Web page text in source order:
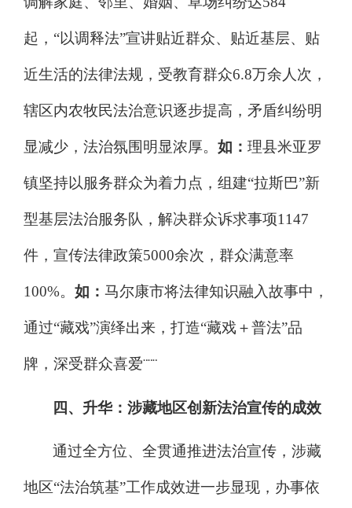
起， “以调释法”宣讲贴近群众、贴近基层、贴
近生活的法律法规，受教育群众6.8万余人次，
辖区内农牧民法治意识逐步提高，矛盾纠纷明
显减少，法治氛围明显浓厚。 如： 理县米亚罗
镇坚持以服务群众为着力点，组建“拉斯巴”新
型基层法治服务队，解决群众诉求事项1147
件，宣传法律政策5000余次，群众满意率
100%。 如： 马尔康市将法律知识融入故事中，
通过“藏戏”演绎出来，打造“藏戏＋普法”品
牌，深受群众喜爱¨¨¨
四、升华：涉藏地区创新法治宣传的成效
通过全方位、全贯通推进法治宣传，涉藏
地区“法治筑基”工作成效进一步显现，办事依